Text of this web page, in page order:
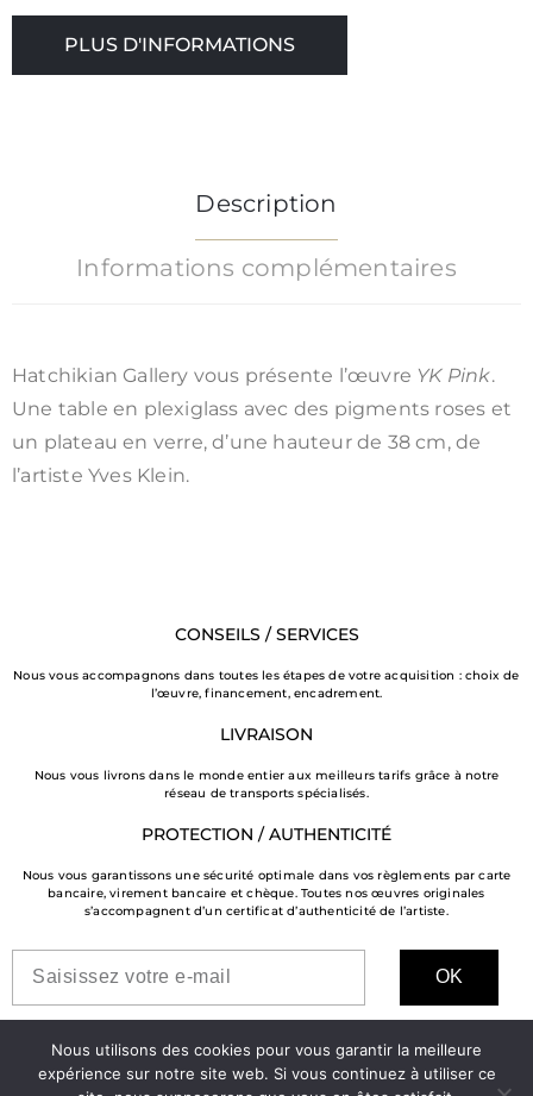
confidentialité
CGV
PLUS D'INFORMATIONS
Description
Informations complémentaires
Hatchikian Gallery vous présente l’œuvre YK Pink.
Une table en plexiglass avec des pigments roses et
un plateau en verre, d’une hauteur de 38 cm, de
l’artiste Yves Klein.
CONSEILS / SERVICES
Nous vous accompagnons dans toutes les étapes de votre acquisition : choix de
l’œuvre, financement, encadrement.
LIVRAISON
Nous vous livrons dans le monde entier aux meilleurs tarifs grâce à notre
réseau de transports spécialisés.
PROTECTION / AUTHENTICITÉ
Nous vous garantissons une sécurité optimale dans vos règlements par carte
bancaire, virement bancaire et chèque. Toutes nos œuvres originales
s’accompagnent d’un certificat d’authenticité de l’artiste.
OK
Nous utilisons des cookies pour vous garantir la meilleure
expérience sur notre site web. Si vous continuez à utiliser ce